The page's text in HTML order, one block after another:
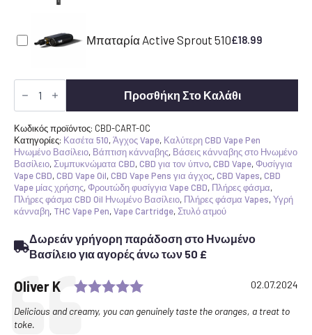
Μπαταρία Active Sprout 510£18.99
Πορτοκαλί
Creamsicle
Cartridge
ποσότητα
Προσθήκη Στο Καλάθι
Κωδικός προϊόντος: CBD-CART-OC
Κατηγορίες: Κασέτα 510,Άγχος Vape, Καλύτερη CBD Vape Pen
Ηνωμένο Βασίλειο, Βάπτιση κάνναβης, Βάσεις κάνναβης στο Ηνωμένο
Βασίλειο,Συμπυκνώματα CBD,CBD για τον ύπνο,CBD Vape,Φυσίγγια
Vape CBD,CBD Vape Oil,CBD Vape Pens για άγχος,CBD Vapes,CBD
Vape μίας χρήσης,Φρουτώδη φυσίγγια Vape CBD, Πλήρες φάσμα,
Πλήρες φάσμα CBD Oil Ηνωμένο Βασίλειο, Πλήρες φάσμα Vapes,Υγρή
κάνναβη, THC Vape Pen,Vape Cartridge,Στυλό ατμού
Δωρεάν γρήγορη παράδοση στο Ηνωμένο
Βασίλειο για αγορές άνω των 50 £
Testimonial
Author:
Oliver K Rating: 5.0 out of 5 stars
Date:
02.07.2024
Text:
Delicious and creamy, you can genuinely taste the oranges, a treat to
toke.